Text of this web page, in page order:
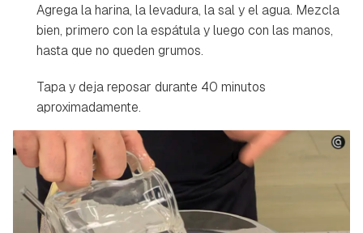
Agrega la harina, la levadura, la sal y el agua. Mezcla
bien, primero con la espátula y luego con las manos,
hasta que no queden grumos.
Tapa y deja reposar durante 40 minutos
aproximadamente.